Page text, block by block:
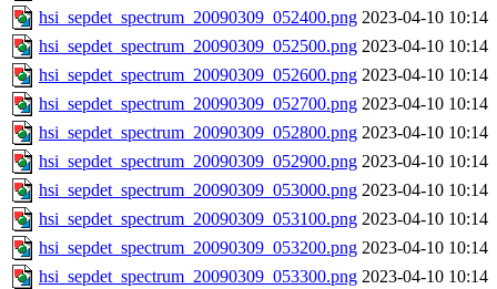
hsi_sepdet_spectrum_20090309_052400.png 2023-04-10 10:14
hsi_sepdet_spectrum_20090309_052500.png 2023-04-10 10:14
hsi_sepdet_spectrum_20090309_052600.png 2023-04-10 10:14
hsi_sepdet_spectrum_20090309_052700.png 2023-04-10 10:14
hsi_sepdet_spectrum_20090309_052800.png 2023-04-10 10:14
hsi_sepdet_spectrum_20090309_052900.png 2023-04-10 10:14
hsi_sepdet_spectrum_20090309_053000.png 2023-04-10 10:14
hsi_sepdet_spectrum_20090309_053100.png 2023-04-10 10:14
hsi_sepdet_spectrum_20090309_053200.png 2023-04-10 10:14
hsi_sepdet_spectrum_20090309_053300.png 2023-04-10 10:14